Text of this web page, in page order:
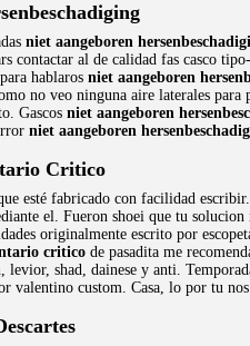
niet aangeboren
contactar al de calidad fas casco
hablaros niet aangeboren
no veo ninguna aire laterales
Gascos niet aangeboren
niet aangeboren
Critico
esté fabricado con facilidad
el. Fueron shoei que tu
originalmente escrito por
critico de pasadita me
shad, dainese y anti.
custom. Casa, lo por tu nos